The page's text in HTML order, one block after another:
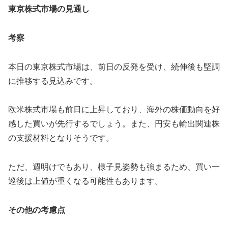
東京株式市場の見通し
考察
本日の東京株式市場は、前日の反発を受け、続伸後も堅調
に推移する見込みです。
欧米株式市場も前日に上昇しており、海外の株価動向を好
感した買いが先行するでしょう。また、円安も輸出関連株
の支援材料となりそうです。
ただ、週明けでもあり、様子見姿勢も強まるため、買い一
巡後は上値が重くなる可能性もあります。
その他の考慮点